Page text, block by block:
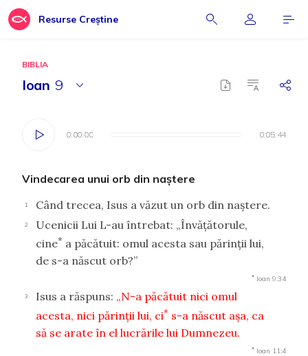
Resurse Creștine
BIBLIA
Ioan 9
0:00:00 0:05:44
0:00:00 0:05:44
Vindecarea unui orb din naştere
1 Când trecea, Isus a văzut un orb din naştere.
2
Ucenicii Lui L-au întrebat: „Învăţătorule,
cine* a păcătuit: omul acesta sau părinţii lui,
de s-a născut orb?”
* Ioan 9:34
3 Isus a răspuns: „N-a păcătuit nici omul
acesta, nici părinţii lui, ci* s-a născut aşa, ca
să se arate în el lucrările lui Dumnezeu.
* Ioan 11:4